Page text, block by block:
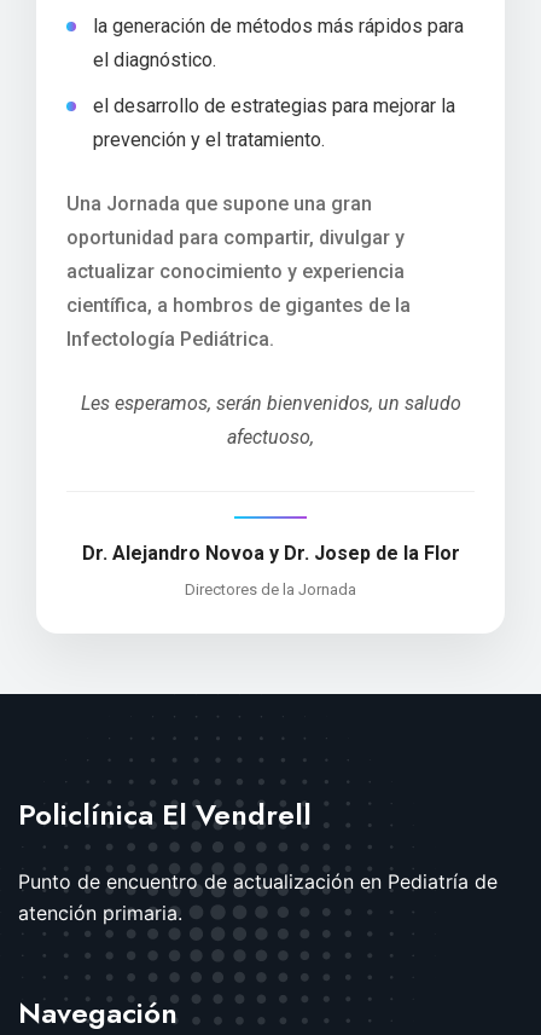
la generación de métodos más rápidos para
el diagnóstico.
el desarrollo de estrategias para mejorar la
prevención y el tratamiento.
Una Jornada que supone una gran
oportunidad para compartir, divulgar y
actualizar conocimiento y experiencia
científica, a hombros de gigantes de la
Infectología Pediátrica.
Les esperamos, serán bienvenidos, un saludo
afectuoso,
Dr. Alejandro Novoa y Dr. Josep de la Flor
Directores de la Jornada
Policlínica El Vendrell
Punto de encuentro de actualización en Pediatría de
atención primaria.
Navegación